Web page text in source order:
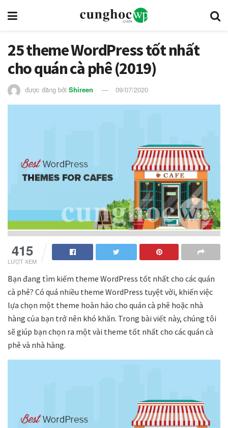
25 theme WordPress tốt nhất
cho quán cà phê (2019)
được đăng bởi Shireen 09/07/2020
415
LƯỢT XEM
Bạn đang tìm kiếm theme WordPress tốt nhất cho các quán
cà phê? Có quá nhiều theme WordPress tuyệt vời, khiến việc
lựa chọn một theme hoàn hảo cho quán cà phê hoặc nhà
hàng của bạn trở nên khó khăn. Trong bài viết này, chúng tôi
sẽ giúp bạn chọn ra một vài theme tốt nhất cho các quán cà
phê và nhà hàng.